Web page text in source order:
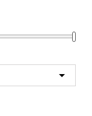
